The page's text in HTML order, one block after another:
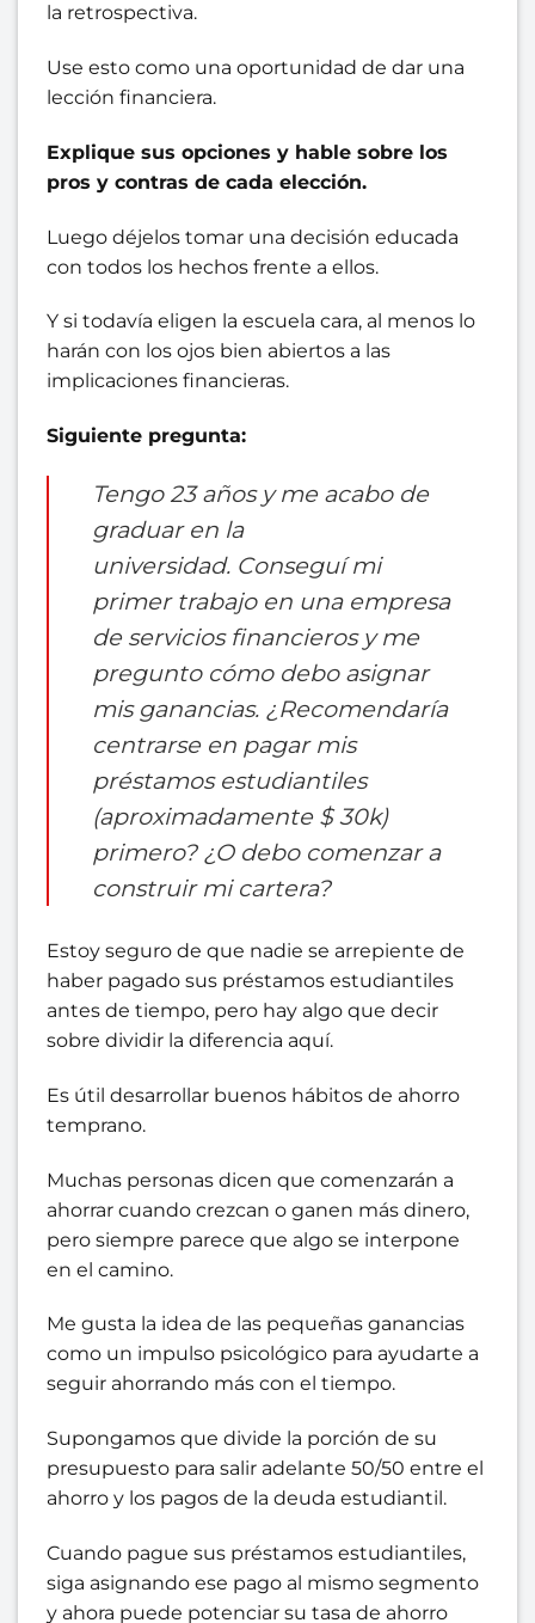
la retrospectiva.
Use esto como una oportunidad de dar una
lección financiera.
Explique sus opciones y hable sobre los
pros y contras de cada elección.
Luego déjelos tomar una decisión educada
con todos los hechos frente a ellos.
Y si todavía eligen la escuela cara, al menos lo
harán con los ojos bien abiertos a las
implicaciones financieras.
Siguiente pregunta:
Tengo 23 años y me acabo de
graduar en la
universidad. Conseguí mi
primer trabajo en una empresa
de servicios financieros y me
pregunto cómo debo asignar
mis ganancias. ¿Recomendaría
centrarse en pagar mis
préstamos estudiantiles
(aproximadamente $ 30k)
primero? ¿O debo comenzar a
construir mi cartera?
Estoy seguro de que nadie se arrepiente de
haber pagado sus préstamos estudiantiles
antes de tiempo, pero hay algo que decir
sobre dividir la diferencia aquí.
Es útil desarrollar buenos hábitos de ahorro
temprano.
Muchas personas dicen que comenzarán a
ahorrar cuando crezcan o ganen más dinero,
pero siempre parece que algo se interpone
en el camino.
Me gusta la idea de las pequeñas ganancias
como un impulso psicológico para ayudarte a
seguir ahorrando más con el tiempo.
Supongamos que divide la porción de su
presupuesto para salir adelante 50/50 entre el
ahorro y los pagos de la deuda estudiantil.
Cuando pague sus préstamos estudiantiles,
siga asignando ese pago al mismo segmento
y ahora puede potenciar su tasa de ahorro